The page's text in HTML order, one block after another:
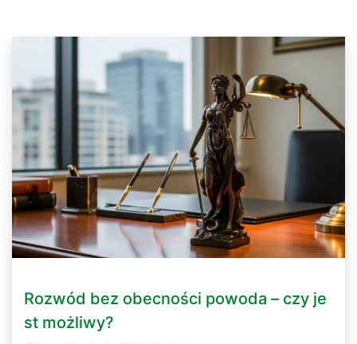
Rozwód bez obecności powoda – czy je
st możliwy?